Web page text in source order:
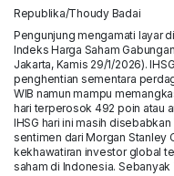
Republika/Thoudy Badai
Pengunjung mengamati layar
Indeks Harga Saham
Jakarta, Kamis 29/1/2026).
penghentian sementara
WIB namun mampu
hari terperosok 492 poin atau
IHSG hari ini masih
sentimen dari Morgan Stanley
kekhawatiran investor global
saham di Indonesia. Sebanyak